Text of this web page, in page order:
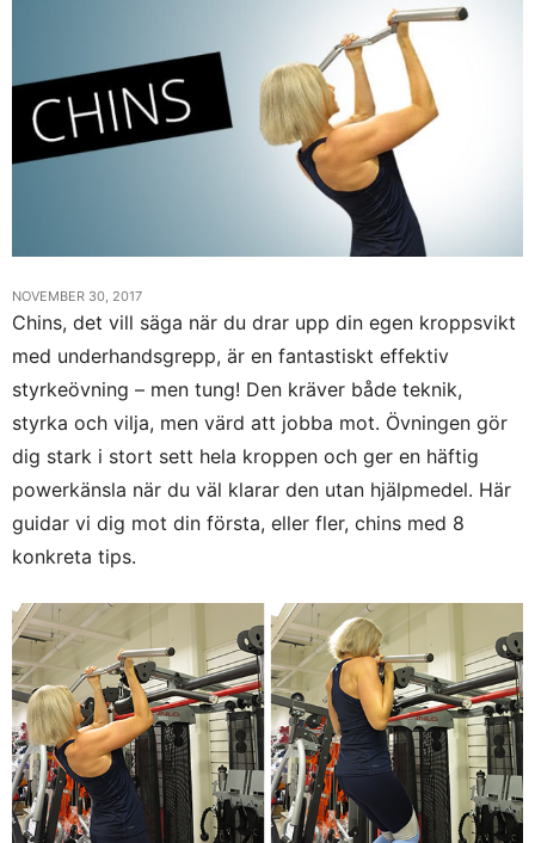
NOVEMBER 30, 2017
Chins, det vill säga när du drar upp din egen kroppsvikt
med underhandsgrepp, är en fantastiskt effektiv
styrkeövning – men tung! Den kräver både teknik,
styrka och vilja, men värd att jobba mot. Övningen gör
dig stark i stort sett hela kroppen och ger en häftig
powerkänsla när du väl klarar den utan hjälpmedel. Här
guidar vi dig mot din första, eller fler, chins med 8
konkreta tips.